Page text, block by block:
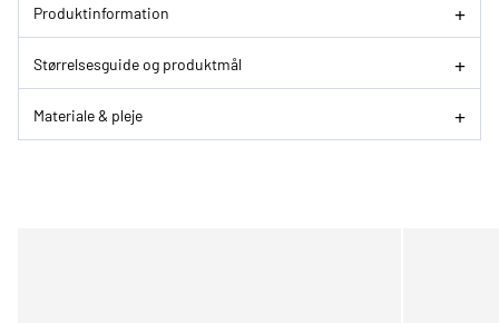
Produktinformation
Størrelsesguide og produktmål
Materiale & pleje